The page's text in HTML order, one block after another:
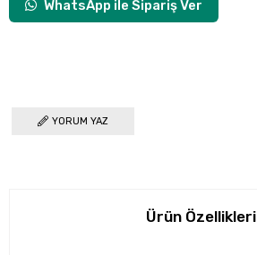
WhatsApp ile Sipariş Ver
YORUM YAZ
Ürün Özellikleri